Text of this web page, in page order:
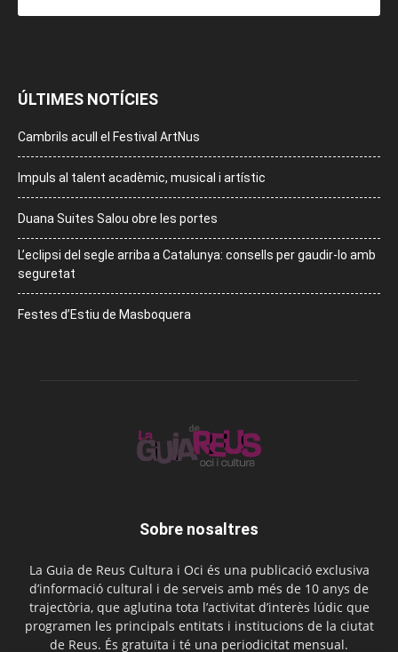
ÚLTIMES NOTÍCIES
Cambrils acull el Festival ArtNus
Impuls al talent acadèmic, musical i artístic
Duana Suites Salou obre les portes
L’eclipsi del segle arriba a Catalunya: consells per gaudir-lo amb
seguretat
Festes d’Estiu de Masboquera
Sobre nosaltres
La Guia de Reus Cultura i Oci és una publicació exclusiva
d’informació cultural i de serveis amb més de 10 anys de
trajectòria, que aglutina tota l’activitat d’interès lúdic que
programen les principals entitats i institucions de la ciutat
de Reus. És gratuïta i té una periodicitat mensual.